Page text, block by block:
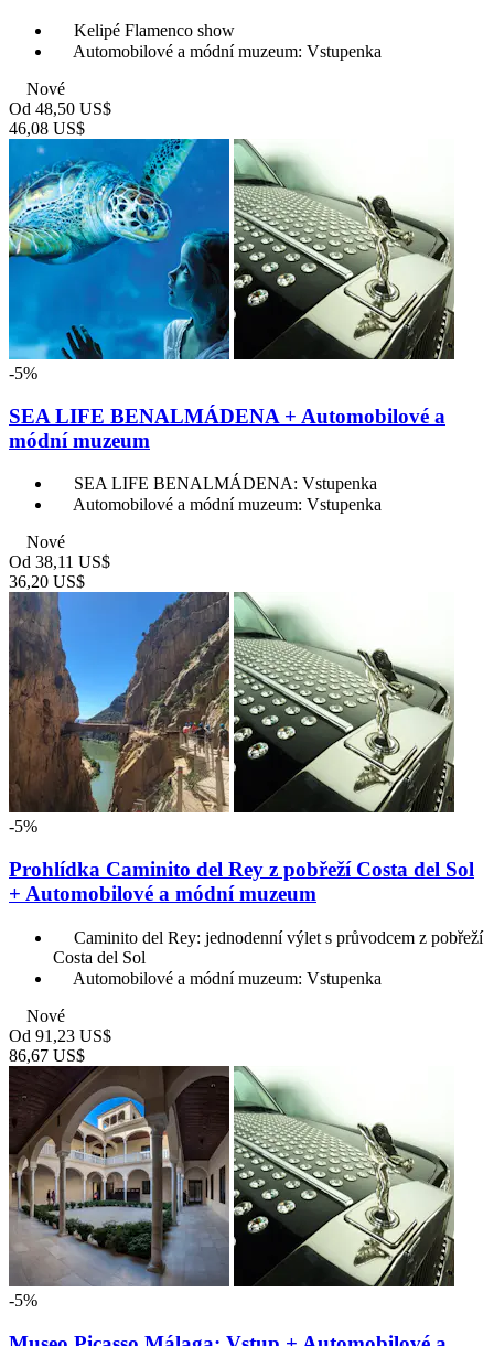
Kelipé Flamenco show
Automobilové a módní muzeum: Vstupenka
Nové
Od 48,50 US$
46,08 US$
-5%
SEA LIFE BENALMÁDENA + Automobilové a
módní muzeum
SEA LIFE BENALMÁDENA: Vstupenka
Automobilové a módní muzeum: Vstupenka
Nové
Od 38,11 US$
36,20 US$
-5%
Prohlídka Caminito del Rey z pobřeží Costa del Sol
+ Automobilové a módní muzeum
Caminito del Rey: jednodenní výlet s průvodcem z pobřeží
Costa del Sol
Automobilové a módní muzeum: Vstupenka
Nové
Od 91,23 US$
86,67 US$
-5%